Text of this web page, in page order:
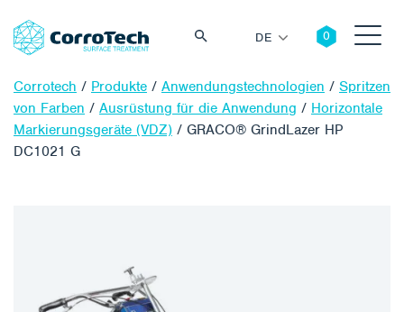
DE
Corrotech / Produkte / Anwendungstechnologien / Spritzen
von Farben / Ausrüstung für die Anwendung / Horizontale
Markierungsgeräte (VDZ) / GRACO® GrindLazer HP
DC1021 G